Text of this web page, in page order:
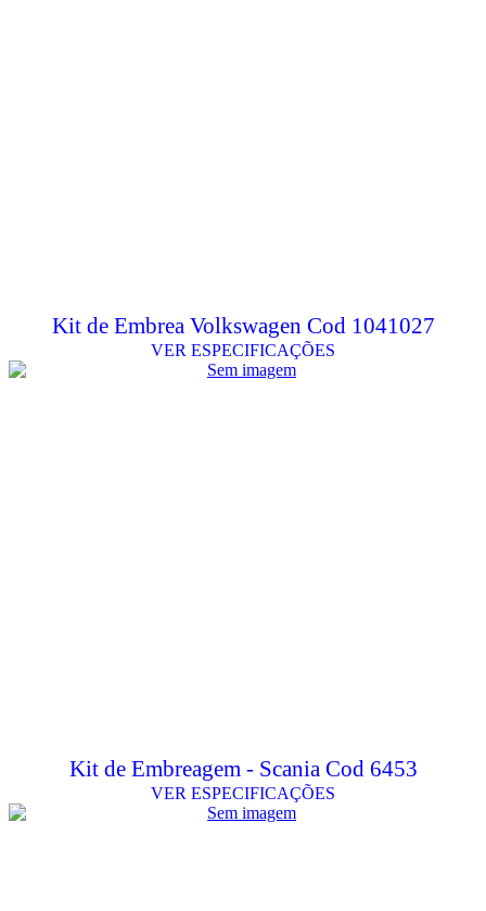
Kit de Embrea Volkswagen Cod 1041027
VER ESPECIFICAÇÕES
Kit de Embreagem - Scania Cod 6453
VER ESPECIFICAÇÕES